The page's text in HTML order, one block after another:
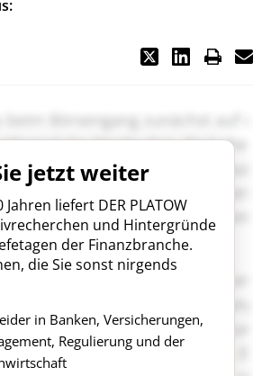
jetzt weiter
liefert DER PLATOW
und Hintergründe
der Finanzbranche.
die Sie sonst nirgends
in Banken, Versicherungen,
Regulierung und der